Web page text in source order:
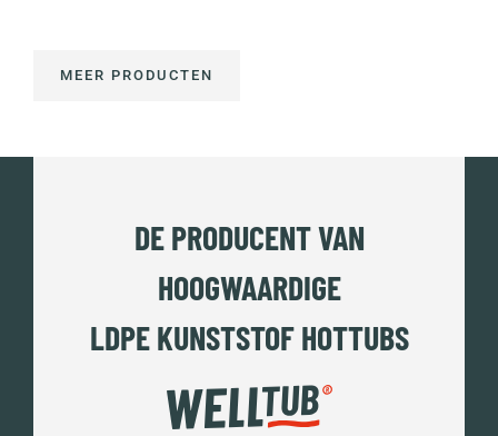
MEER PRODUCTEN
DE PRODUCENT VAN
HOOGWAARDIGE
LDPE KUNSTSTOF HOTTUBS